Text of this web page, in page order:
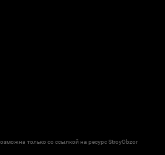
только со ссылкой на ресурс StroyObzor